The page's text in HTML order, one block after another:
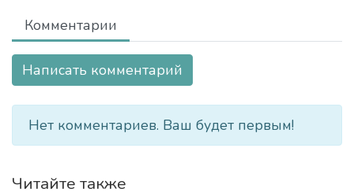
Комментарии
Написать комментарий
Нет комментариев. Ваш будет первым!
Читайте также